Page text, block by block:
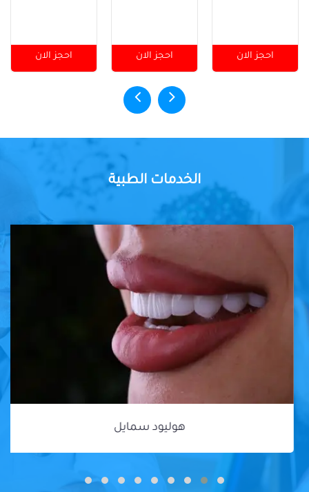
احجز الان احجز الان احجز الان
الخدمات الطبية
هوليود سمايل